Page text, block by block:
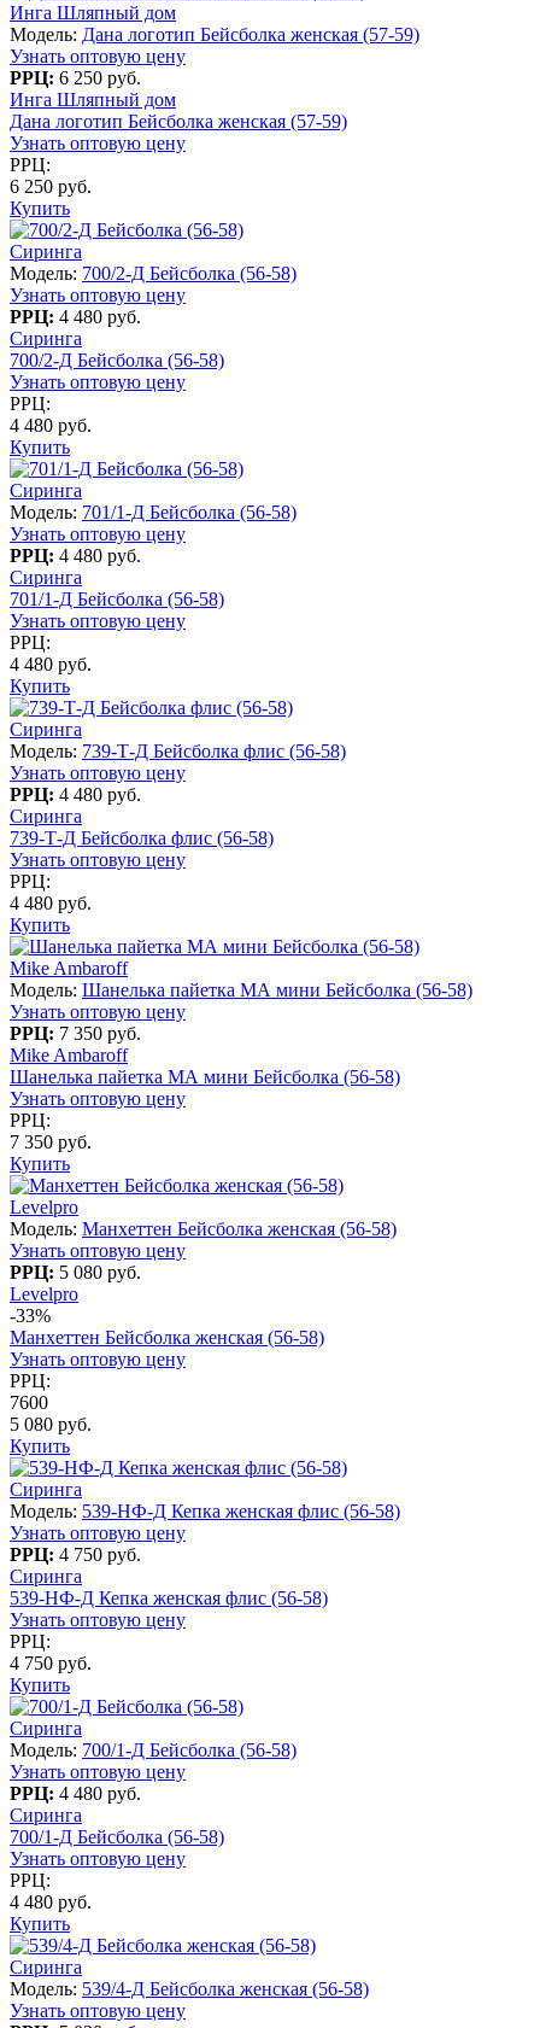
Инга Шляпный дом
Модель: Дана логотип Бейсболка женская (57-59)
Узнать оптовую цену
РРЦ: 6 250 руб.
Инга Шляпный дом
Дана логотип Бейсболка женская (57-59)
Узнать оптовую цену
РРЦ:
6 250 руб.
Купить
Сиринга
Модель: 700/2-Д Бейсболка (56-58)
Узнать оптовую цену
РРЦ: 4 480 руб.
Сиринга
700/2-Д Бейсболка (56-58)
Узнать оптовую цену
РРЦ:
4 480 руб.
Купить
Сиринга
Модель: 701/1-Д Бейсболка (56-58)
Узнать оптовую цену
РРЦ: 4 480 руб.
Сиринга
701/1-Д Бейсболка (56-58)
Узнать оптовую цену
РРЦ:
4 480 руб.
Купить
Сиринга
Модель: 739-Т-Д Бейсболка флис (56-58)
Узнать оптовую цену
РРЦ: 4 480 руб.
Сиринга
739-Т-Д Бейсболка флис (56-58)
Узнать оптовую цену
РРЦ:
4 480 руб.
Купить
Mike Ambaroff
Модель: Шанелька пайетка МА мини Бейсболка (56-58)
Узнать оптовую цену
РРЦ: 7 350 руб.
Mike Ambaroff
Шанелька пайетка МА мини Бейсболка (56-58)
Узнать оптовую цену
РРЦ:
7 350 руб.
Купить
Levelpro
Модель: Манхеттен Бейсболка женская (56-58)
Узнать оптовую цену
РРЦ: 5 080 руб.
Levelpro
-33%
Манхеттен Бейсболка женская (56-58)
Узнать оптовую цену
РРЦ:
7600
5 080 руб.
Купить
Сиринга
Модель: 539-НФ-Д Кепка женская флис (56-58)
Узнать оптовую цену
РРЦ: 4 750 руб.
Сиринга
539-НФ-Д Кепка женская флис (56-58)
Узнать оптовую цену
РРЦ:
4 750 руб.
Купить
Сиринга
Модель: 700/1-Д Бейсболка (56-58)
Узнать оптовую цену
РРЦ: 4 480 руб.
Сиринга
700/1-Д Бейсболка (56-58)
Узнать оптовую цену
РРЦ:
4 480 руб.
Купить
Сиринга
Модель: 539/4-Д Бейсболка женская (56-58)
Узнать оптовую цену